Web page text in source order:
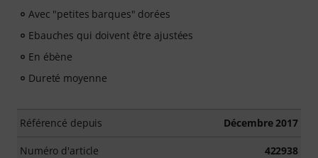
Avec "petites barques" dorées
Ebauches qui doivent être ajustées
En ébène
Dureté moyenne
Référencé depuis Décembre 2017
Numéro d'article 422938